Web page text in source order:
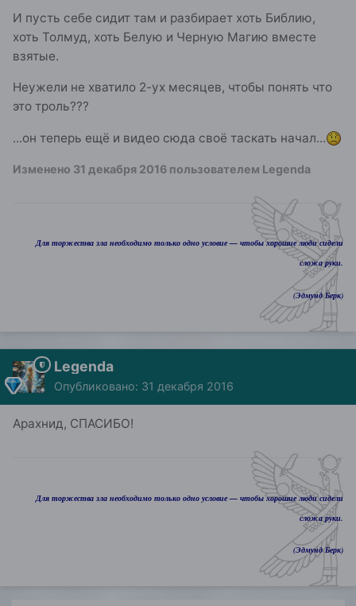
И пусть себе сидит там и разбирает хоть Библию,
хоть Толмуд, хоть Белую и Черную Магию вместе
взятые.
Неужели не хватило 2-ух месяцев, чтобы понять что
это троль???
...он теперь ещё и видео сюда своё таскать начал...
Изменено 31 декабря 2016 пользователем Legenda
Для торжества зла необходимо только одно условие — чтобы хорошие люди сидели
сложа руки.
(Эдмунд Берк)
Legenda
Опубликовано: 31 декабря 2016
Арахнид, СПАСИБО!
Для торжества зла необходимо только одно условие — чтобы хорошие люди сидели
сложа руки.
(Эдмунд Берк)